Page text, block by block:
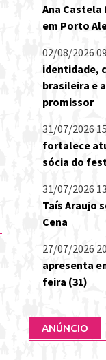
Ana
em Porto
02/08/2026
identidade,
brasileira e
promissor
31/07/2026
fortalece
sócia do
31/07/2026
Taís Araujo
Cena
27/07/2026
apresenta
feira (31)
ANÚNCIO